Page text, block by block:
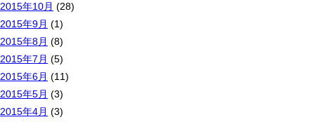
2015年10月 (28)
2015年9月 (1)
2015年8月 (8)
2015年7月 (5)
2015年6月 (11)
2015年5月 (3)
2015年4月 (3)